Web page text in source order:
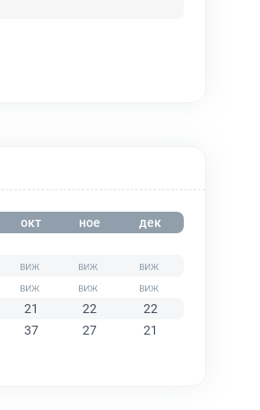
окт ное дек
21 22
22
37 27 21